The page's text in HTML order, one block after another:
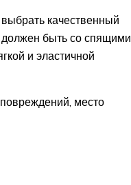
качественный
быть со спящими
и эластичной
место